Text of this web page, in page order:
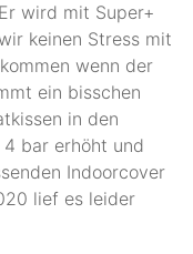
wird mit Super+
keinen Stress mit
wenn der
ein bisschen
in den
bar erhöht und
Indoorcover
lief es leider